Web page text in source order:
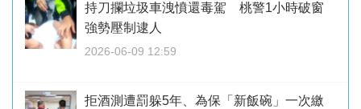
持刀攔垃圾車洩憤還毒駕 桃警1小時破窗
強勢壓制逮人
2026-06-09 12:59
拒酒測遭罰躲5年、為保「新飯碗」一次繳